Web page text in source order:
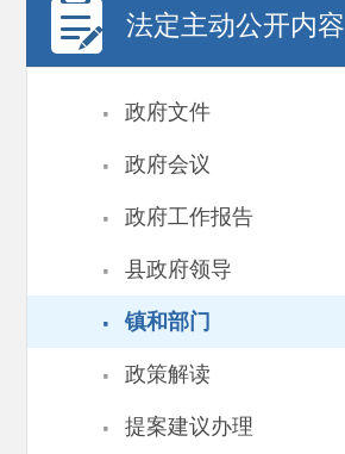
法定主动公开内容
· 政府文件
· 政府会议
· 政府工作报告
· 县政府领导
· 镇和部门
· 政策解读
· 提案建议办理